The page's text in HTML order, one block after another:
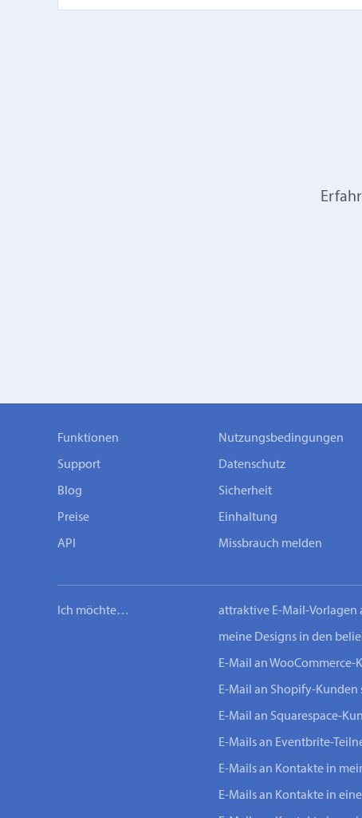
Funktionen
Support
Blog
Preise
API
Nutzungsbedingungen
Datenschutz
Sicherheit
Einhaltung
Missbrauch melden
Ich möchte… attraktive E-Mail-Vorlagen
meine Designs in den
E-Mail an WooCommerce-
E-Mail an Shopify-Kunden
E-Mail an Squarespace-
E-Mails an Eventbrite-
E-Mails an Kontakte in
E-Mails an Kontakte in